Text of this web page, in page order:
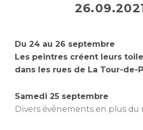
Du 24 au 26 septembre
Les peintres créent leurs
dans les rues de La Tour-de-
Samedi 25 septembre
Divers événements en plus du